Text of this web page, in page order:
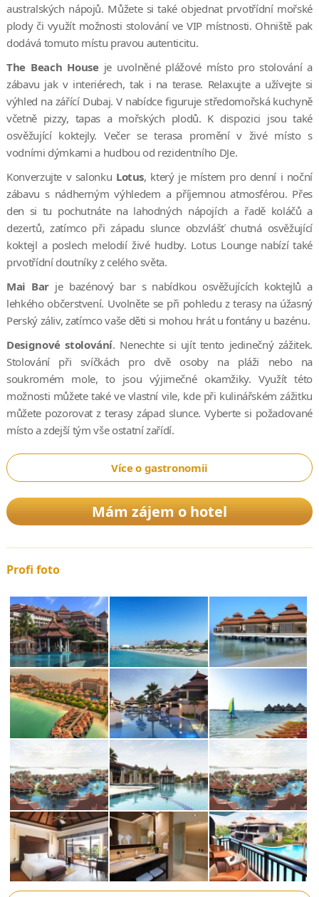
australských nápojů. Můžete si také objednat prvotřídní mořské
plody či využít možnosti stolování ve VIP místnosti. Ohniště pak
dodává tomuto místu pravou autenticitu.
The Beach Houseje uvolněné plážové místo pro stolování a
zábavu jak v interiérech, tak i na terase. Relaxujte a užívejte si
výhled na zářící Dubaj. V nabídce figuruje středomořská kuchyně
včetně pizzy, tapas a mořských plodů. K dispozici jsou také
osvěžující koktejly. Večer se terasa promění v živé místo s
vodními dýmkami a hudbou od rezidentního DJe.
Konverzujte v salonku Lotus, který je místem pro denní i noční
zábavu s nádherným výhledem a příjemnou atmosférou. Přes
den si tu pochutnáte na lahodných nápojích a řadě koláčů a
dezertů, zatímco při západu slunce obzvlášť chutná osvěžující
koktejl a poslech melodií živé hudby. Lotus Lounge nabízí také
prvotřídní doutníky z celého světa.
Mai Bar je bazénový bar s nabídkou osvěžujících koktejlů a
lehkého občerstvení. Uvolněte se při pohledu z terasy na úžasný
Perský záliv, zatímco vaše děti si mohou hrát u fontány u bazénu.
Designové stolování. Nenechte si ujít tento jedinečný zážitek.
Stolování při svíčkách pro dvě osoby na pláži nebo na
soukromém mole, to jsou výjimečné okamžiky. Využít této
možnosti můžete také ve vlastní vile, kde při kulinářském zážitku
můžete pozorovat z terasy západ slunce. Vyberte si požadované
místo a zdejší tým vše ostatní zařídí.
Více o gastronomii
Mám zájem o hotel
Profi foto